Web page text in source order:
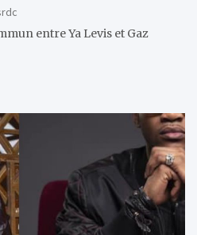
entre Ya Levis et Gaz